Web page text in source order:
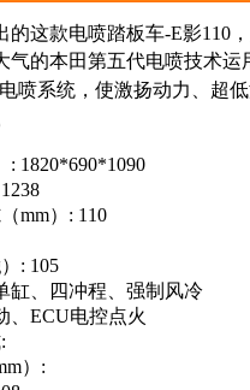
的这款电喷踏板车-E影110
气的本田第五代电喷技术运
喷系统，使激扬动力、超
: 1820*690*1090
1238
mm）: 110
: 105
缸、四冲程、强制风冷
、ECU电控点火
）: